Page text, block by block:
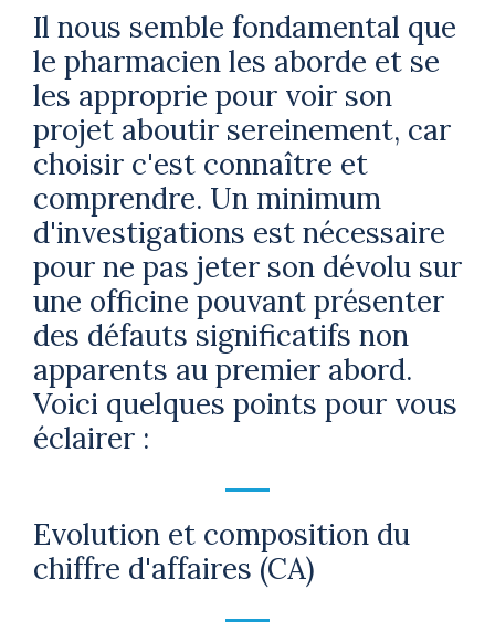
Il nous semble fondamental que
le pharmacien les aborde et se
les approprie pour voir son
projet aboutir sereinement, car
choisir c'est connaître et
comprendre. Un minimum
d'investigations est nécessaire
pour ne pas jeter son dévolu sur
une officine pouvant présenter
des défauts significatifs non
apparents au premier abord.
Voici quelques points pour vous
éclairer :
Evolution et composition du
chiffre d'affaires (CA)